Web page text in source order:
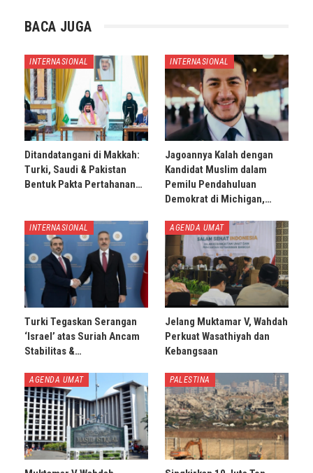
BACA JUGA
INTERNASIONAL
Ditandatangani di Makkah:
Turki, Saudi & Pakistan
Bentuk Pakta Pertahanan…
INTERNASIONAL
Jagoannya Kalah dengan
Kandidat Muslim dalam
Pemilu Pendahuluan
Demokrat di Michigan,…
INTERNASIONAL
Turki Tegaskan Serangan
‘Israel’ atas Suriah Ancam
Stabilitas &…
AGENDA UMAT
Jelang Muktamar V, Wahdah
Perkuat Wasathiyah dan
Kebangsaan
AGENDA UMAT PALESTINA